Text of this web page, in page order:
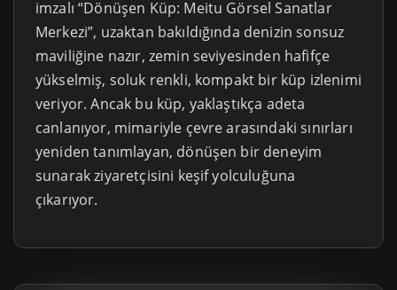
imzalı “Dönüşen Küp: Meitu Görsel Sanatlar
Merkezi”, uzaktan bakıldığında denizin sonsuz
maviliğine nazır, zemin seviyesinden hafifçe
yükselmiş, soluk renkli, kompakt bir küp izlenimi
veriyor. Ancak bu küp, yaklaştıkça adeta
canlanıyor, mimariyle çevre arasındaki sınırları
yeniden tanımlayan, dönüşen bir deneyim
sunarak ziyaretçisini keşif yolculuğuna
çıkarıyor.